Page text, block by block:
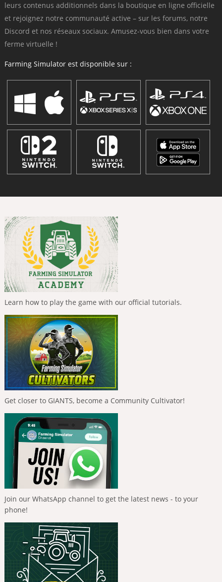
leurs contenus additionnels dans la boutique en ligne officielle
et rejoignez notre communauté active – sur les forums, notre
Discord et nos réseaux sociaux. Amusez-vous bien dans votre
ferme virtuelle !
Farming Simulator est disponible sur :
Learn how to play the game with our official tutorials.
Get closer to GIANTS, become a Community Cultivator!
Join our WhatsApp channel to get the latest news - to your
phone!